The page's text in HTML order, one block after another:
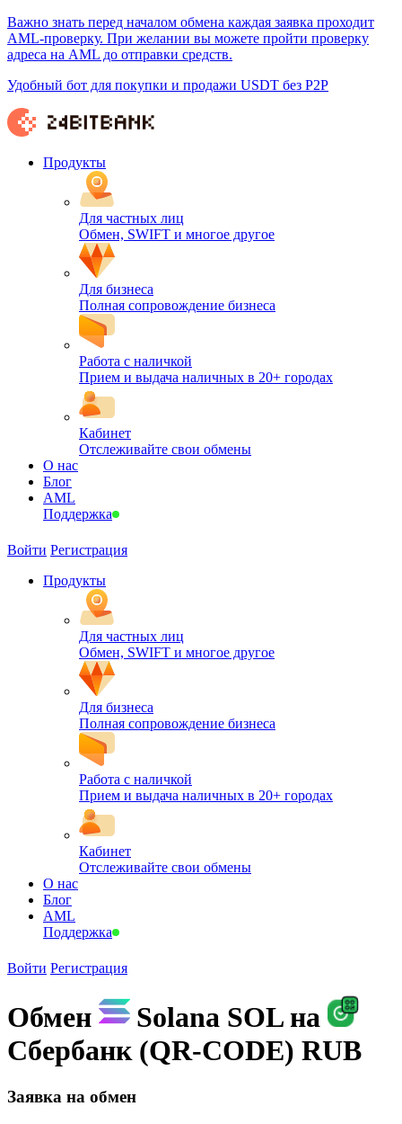
Важно знать перед началом обмена каждая заявка проходит
AML-проверку. При желании вы можете пройти проверку
адреса на AML до отправки средств.
Удобный бот для покупки и продажи USDT без P2P
Продукты
Для частных лиц
Обмен, SWIFT и многое другое
Для бизнеса
Полная сопровождение бизнеса
Работа с наличкой
Прием и выдача наличных в 20+ городах
Кабинет
Отслеживайте свои обмены
О нас
Блог
AML
Поддержка
Войти Регистрация
Продукты
Для частных лиц
Обмен, SWIFT и многое другое
Для бизнеса
Полная сопровождение бизнеса
Работа с наличкой
Прием и выдача наличных в 20+ городах
Кабинет
Отслеживайте свои обмены
О нас
Блог
AML
Поддержка
Войти Регистрация
Обмен
Solana SOL на
Сбербанк (QR-CODE) RUB
Заявка на обмен